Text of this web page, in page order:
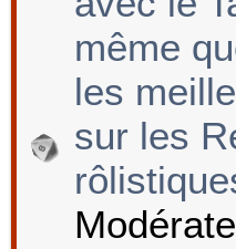
même
les
sur les